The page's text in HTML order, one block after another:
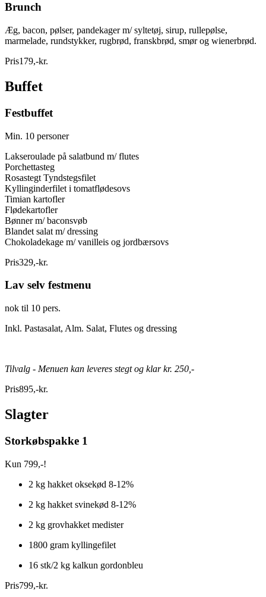
Brunch
Æg, bacon, pølser, pandekager m/ syltetøj, sirup, rullepølse,
marmelade, rundstykker, rugbrød, franskbrød, smør og wienerbrød.
Pris179,-kr.
Buffet
Festbuffet
Min. 10 personer
Lakseroulade på salatbund m/ flutes
Porchettasteg
Rosastegt Tyndstegsfilet
Kyllinginderfilet i tomatflødesovs
Timian kartofler
Flødekartofler
Bønner m/ baconsvøb
Blandet salat m/ dressing
Chokoladekage m/ vanilleis og jordbærsovs
Pris329,-kr.
Lav selv festmenu
nok til 10 pers.
Inkl. Pastasalat, Alm. Salat, Flutes og dressing
Tilvalg - Menuen kan leveres stegt og klar kr. 250,-
Pris895,-kr.
Slagter
Storkøbspakke 1
Kun 799,-!
2 kg hakket oksekød 8-12%
2 kg hakket svinekød 8-12%
2 kg grovhakket medister
1800 gram kyllingefilet
16 stk/2 kg kalkun gordonbleu
Pris799,-kr.